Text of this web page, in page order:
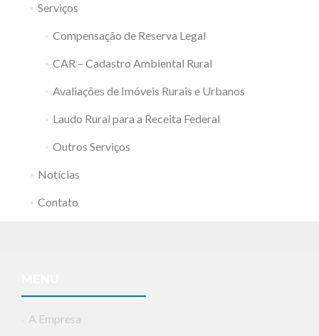
Serviços
Compensação de Reserva Legal
CAR – Cadastro Ambiental Rural
Avaliações de Imóveis Rurais e Urbanos
Laudo Rural para a Receita Federal
Outros Serviços
Notícias
Contato
A Empresa